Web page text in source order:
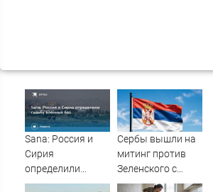
Sana: Россия и
Сирия
определили
судьбу военных
Сербы вышли на
митинг против
Зеленского с
портретами